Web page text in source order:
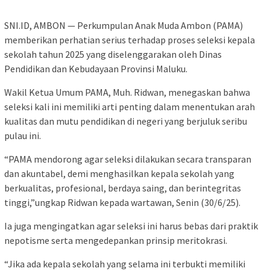
SNI.ID, AMBON — Perkumpulan Anak Muda Ambon (PAMA)
memberikan perhatian serius terhadap proses seleksi kepala
sekolah tahun 2025 yang diselenggarakan oleh Dinas
Pendidikan dan Kebudayaan Provinsi Maluku.
Wakil Ketua Umum PAMA, Muh. Ridwan, menegaskan bahwa
seleksi kali ini memiliki arti penting dalam menentukan arah
kualitas dan mutu pendidikan di negeri yang berjuluk seribu
pulau ini.
“PAMA mendorong agar seleksi dilakukan secara transparan
dan akuntabel, demi menghasilkan kepala sekolah yang
berkualitas, profesional, berdaya saing, dan berintegritas
tinggi,”ungkap Ridwan kepada wartawan, Senin (30/6/25).
Ia juga mengingatkan agar seleksi ini harus bebas dari praktik
nepotisme serta mengedepankan prinsip meritokrasi.
“Jika ada kepala sekolah yang selama ini terbukti memiliki